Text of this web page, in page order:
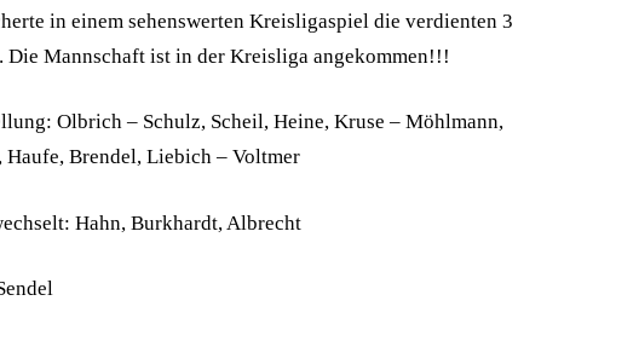
in einem sehenswerten Kreisligaspiel die verdienten 3
Die Mannschaft ist in der Kreisliga angekommen!!!
Olbrich – Schulz, Scheil, Heine, Kruse – Möhlmann,
Haufe, Brendel, Liebich – Voltmer
Hahn, Burkhardt, Albrecht